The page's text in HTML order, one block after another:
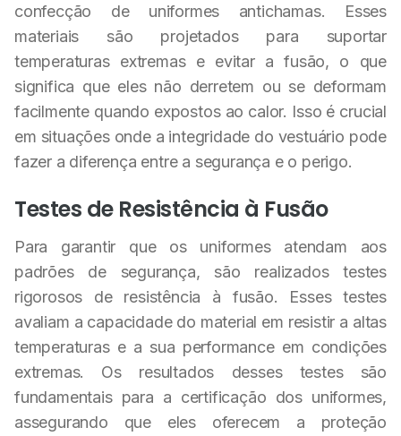
confecção de uniformes antichamas. Esses
materiais são projetados para suportar
temperaturas extremas e evitar a fusão, o que
significa que eles não derretem ou se deformam
facilmente quando expostos ao calor. Isso é crucial
em situações onde a integridade do vestuário pode
fazer a diferença entre a segurança e o perigo.
Testes de Resistência à Fusão
Para garantir que os uniformes atendam aos
padrões de segurança, são realizados testes
rigorosos de resistência à fusão. Esses testes
avaliam a capacidade do material em resistir a altas
temperaturas e a sua performance em condições
extremas. Os resultados desses testes são
fundamentais para a certificação dos uniformes,
assegurando que eles oferecem a proteção